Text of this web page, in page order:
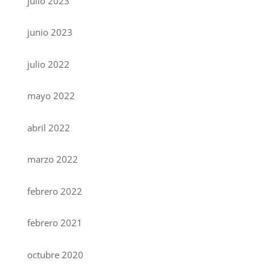
junio 2023
julio 2022
mayo 2022
abril 2022
marzo 2022
febrero 2022
febrero 2021
octubre 2020